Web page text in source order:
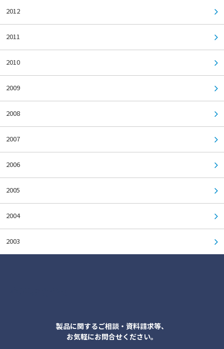
2012
2011
2010
2009
2008
2007
2006
2005
2004
2003
製品に関するご相談・資料請求等、
お気軽にお問合せください。